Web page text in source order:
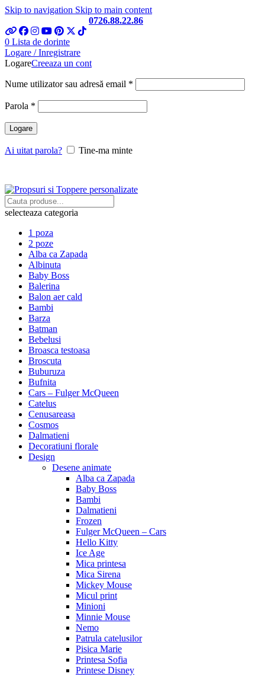
Skip to navigation Skip to main content
0726.88.22.86
0 Lista de dorinte
Logare / Inregistrare
LogareCreeaza un cont
Nume utilizator sau adresă email *
Parola *
Logare
Ai uitat parola? Tine-ma minte
selecteaza categoria
1 poza
2 poze
Alba ca Zapada
Albinuta
Baby Boss
Balerina
Balon aer cald
Bambi
Barza
Batman
Bebelusi
Broasca testoasa
Broscuta
Buburuza
Bufnita
Cars – Fulger McQueen
Catelus
Cenusareasa
Cosmos
Dalmatieni
Decoratiuni florale
Design
Desene animate
Alba ca Zapada
Baby Boss
Bambi
Dalmatieni
Frozen
Fulger McQueen – Cars
Hello Kitty
Ice Age
Mica printesa
Mica Sirena
Mickey Mouse
Micul print
Minioni
Minnie Mouse
Nemo
Patrula catelusilor
Pisica Marie
Printesa Sofia
Printese Disney